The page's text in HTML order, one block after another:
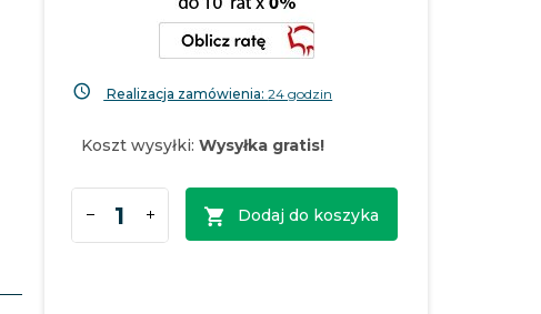
Realizacja zamówienia:24 godzin
Koszt wysyłki:Wysyłka gratis!
Dodaj do koszyka